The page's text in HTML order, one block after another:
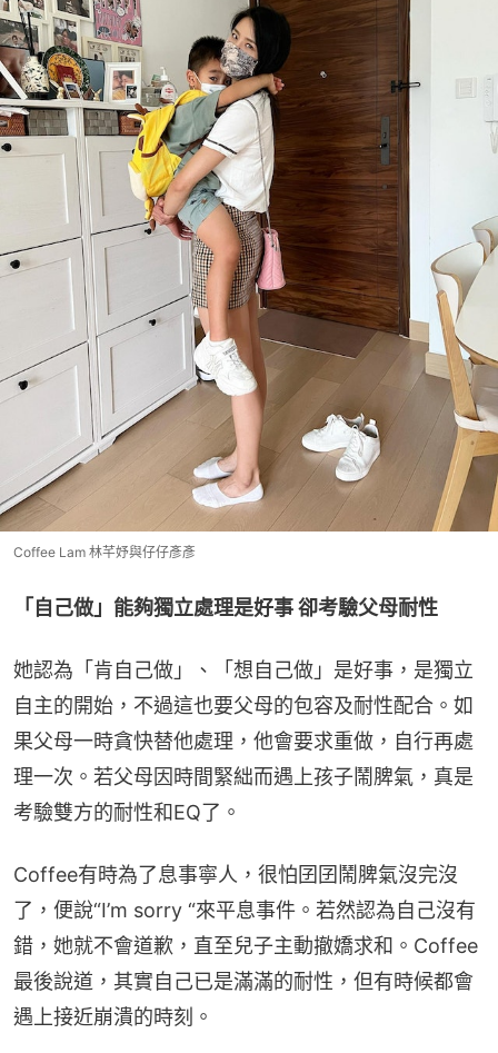
Coffee Lam 林芊妤與仔仔彥彥
「自己做」能夠獨立處理是好事 卻考驗父母耐性
她認為「肯自己做」、「想自己做」是好事，是獨立
自主的開始，不過這也要父母的包容及耐性配合。如
果父母一時貪快替他處理，他會要求重做，自行再處
理一次。若父母因時間緊絀而遇上孩子鬧脾氣，真是
考驗雙方的耐性和EQ了。
Coffee有時為了息事寧人，很怕囝囝鬧脾氣沒完沒
了，便說“I’m sorry “來平息事件。若然認為自己沒有
錯，她就不會道歉，直至兒子主動撤嬌求和。Coffee
最後說道，其實自己已是滿滿的耐性，但有時候都會
遇上接近崩潰的時刻。